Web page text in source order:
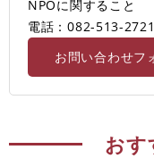
NPOに関すること
電話：082-513-2721
お問い合わせフ
おす